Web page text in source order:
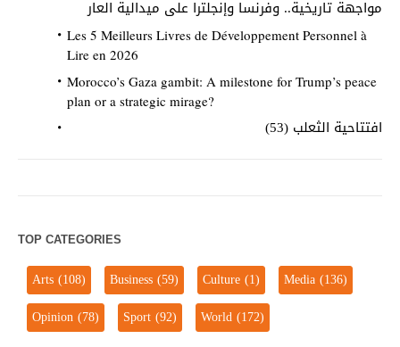
مواجهة تاريخية.. وفرنسا وإنجلترا على ميدالية العار
Les 5 Meilleurs Livres de Développement Personnel à
Lire en 2026
Morocco’s Gaza gambit: A milestone for Trump’s peace
plan or a strategic mirage?
افتتاحية الثعلب (53)
TOP CATEGORIES
Arts(108) Business(59) Culture(1) Media(136)
Opinion(78) Sport(92) World(172)